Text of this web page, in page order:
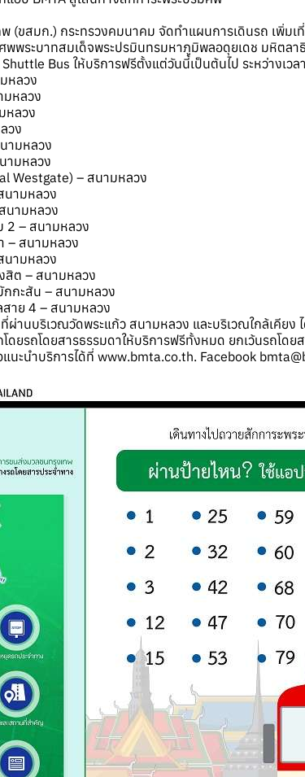
(ขสมก.) กระทรวงคมนาคม จัดทำแผนการเดินรถ เพิ่มเ
พพระบาทสมเด็จพระปรมินทรมหาภูมิพลอดุยเดช มหิต
Bus ให้บริการฟรีตั้งแต่วันนี้เป็นต้นไป ระหว่างเ
หลวง
มหลวง
หลวง
วง
ามหลวง
ามหลวง
Westgate) – สนามหลวง
นามหลวง
นามหลวง
2 – สนามหลวง
– สนามหลวง
นามหลวง
สิต – สนามหลวง
กะสัน – สนามหลวง
าย 4 – สนามหลวง
ผ่านบริเวณวัดพระแก้ว สนามหลวง และบริเวณใกล้เ
ยรถโดยสารธรรมดาให้บริการฟรีทั้งหมด ยกเว้นรถโด
นะนำบริการได้ที่ www.bmta.co.th. Facebook